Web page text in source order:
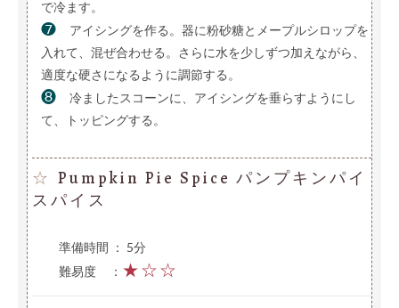
で冷ます。
❼
アイシングを作る。器に粉砂糖とメープルシロップを
入れて、混ぜ合わせる。さらに水を少しずつ加えながら、
適度な硬さになるように調節する。
❽
冷ましたスコーンに、アイシングを垂らすようにし
て、トッピングする。
☆
Pumpkin Pie Spice パンプキンパイ
スパイス
準備時間 ： 5分
難易度
： ★☆☆